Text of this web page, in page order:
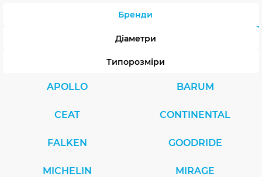
Бренди
Діаметри
Типорозміри
APOLLO BARUM
CEAT CONTINENTAL
FALKEN GOODRIDE
MICHELIN MIRAGE